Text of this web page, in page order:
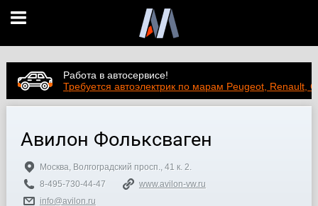
Работа в автосервисе!
Требуется автоэлектрик по марам Peugeot, Renault,
Авилон Фольксваген
Москва, Волгоградский просп., 41 к. 2.
8-495-730-44-47
www.avilon-vw.ru
info@avilon.ru